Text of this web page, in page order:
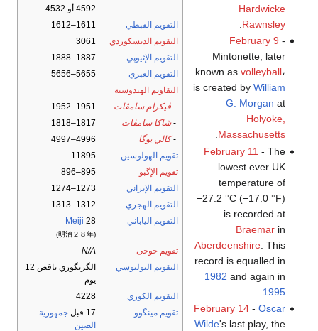
4592 أو 4532
التقويم القبطي
1611–1612
التقويم الديسكوردي
3061
التقويم الإثيوپي
1887–1888
التقويم العبري
5655–5656
التقاويم الهندوسية
- ڤيكرام سامڤات
1951–1952
-شاكا سامڤات
1817–1818
-كالي يوگا
4996–4997
تقويم الهولوسين
11895
تقويم الإگبو
895–896
التقويم الإيراني
1273–1274
التقويم الهجري
1312–1313
التقويم الياباني
Meiji 28
(明治２８年)
تقويم جوچى
N/A
التقويم اليوليوسي
الگريگوري ناقص 12
يوم
التقويم الكوري
4228
تقويم مينگوو
17 قبل
جمهورية
الصين
Hardwicke
Rawnsley
February 9 -
Mintonette, later
known as volleyball،
is created by William
G. Morgan at
Holyoke,
Massachusetts
.
February 11 - The
lowest ever UK
temperature of
−27.2 °C (−17.0 °F)
is recorded at
Braemarin
Aberdeenshire. This
record is equalled in
1982 and again in
1995
February 14- Oscar
Wilde's last play, the